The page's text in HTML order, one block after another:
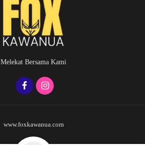
Melekat Bersama Kami
www.foxkawanua.com